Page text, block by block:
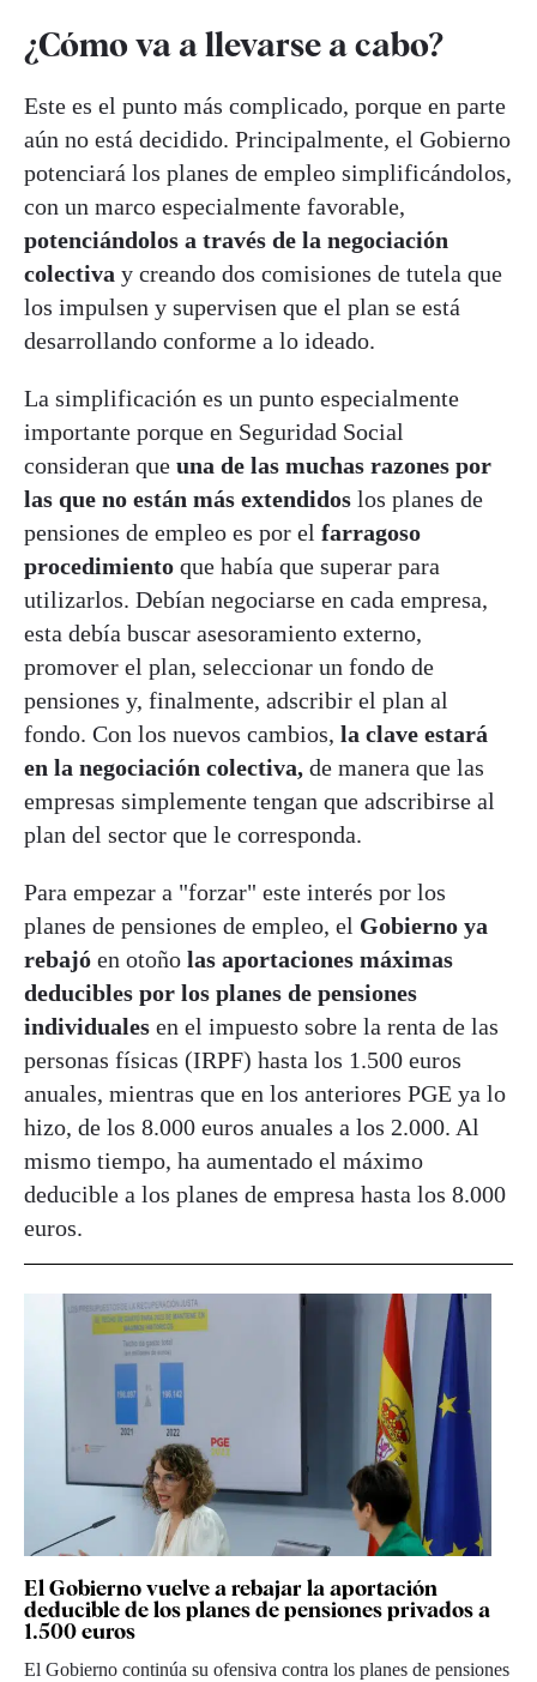
¿Cómo va a llevarse a cabo?
Este es el punto más complicado, porque en parte
aún no está decidido. Principalmente, el Gobierno
potenciará los planes de empleo simplificándolos,
con un marco especialmente favorable,
potenciándolos a través de la negociación
colectiva y creando dos comisiones de tutela que
los impulsen y supervisen que el plan se está
desarrollando conforme a lo ideado.
La simplificación es un punto especialmente
importante porque en Seguridad Social
consideran que una de las muchas razones por
las que no están más extendidos los planes de
pensiones de empleo es por el farragoso
procedimiento que había que superar para
utilizarlos. Debían negociarse en cada empresa,
esta debía buscar asesoramiento externo,
promover el plan, seleccionar un fondo de
pensiones y, finalmente, adscribir el plan al
fondo. Con los nuevos cambios, la clave estará
en la negociación colectiva, de manera que las
empresas simplemente tengan que adscribirse al
plan del sector que le corresponda.
Para empezar a "forzar" este interés por los
planes de pensiones de empleo, el Gobierno ya
rebajó en otoño las aportaciones máximas
deducibles por los planes de pensiones
individuales en el impuesto sobre la renta de las
personas físicas (IRPF) hasta los 1.500 euros
anuales, mientras que en los anteriores PGE ya lo
hizo, de los 8.000 euros anuales a los 2.000. Al
mismo tiempo, ha aumentado el máximo
deducible a los planes de empresa hasta los 8.000
euros.
El Gobierno vuelve a rebajar la aportación
deducible de los planes de pensiones privados a
1.500 euros
El Gobierno continúa su ofensiva contra los planes de pensiones